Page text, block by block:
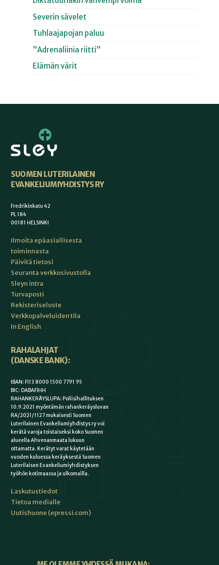
Severin sävelet
Tuhlaajapojan paluu
”Adrenaliinia riitti”
Elämän värit
SUOMEN LUTERILAINEN
EVANKELIUMIYHDISTYS RY
Fredrikinkatu 42
PL 184
00181 HELSINKI
Ilmoita epäasiallisesta
toiminnasta
Päivitä tietosi
Seuranta verkkosivustolla
Sleyn intra
Turvaposti
Rekisteriseloste
Verkkopalveluiden tila
In English
RAHALAHJAT
(DANSKE BANK):
IBAN: FI13 8000 1500 7791 95
BIC: DABAFIHH
RAHANKERÄYSLUPA: Poliisihallituksen
10.9.2021 myöntämän rahankeräysluvan
RA/2021/1127 mukaisesti Suomen
Luterilainen Evankeliumiyhdistys ry voi
kerätä varoja toistaiseksi koko Suomen
alueella Ahvenanmaata lukuun
ottamatta. Kerätyt varat käytetään
vuoden kuluessa keräyksestä Suomen
Luterilaisen Evankeliumiyhdistyksen
työhön kotimaassa ja ulkomailla.
Laskutustiedot
Tietoa medialle
Uutishuone (epressi.com)